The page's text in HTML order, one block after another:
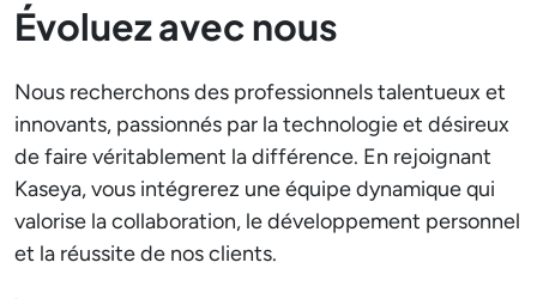
Évoluez avec nous
Nous recherchons des professionnels talentueux et
innovants, passionnés par la technologie et désireux
de faire véritablement la différence. En rejoignant
Kaseya, vous intégrerez une équipe dynamique qui
valorise la collaboration, le développement personnel
et la réussite de nos clients.